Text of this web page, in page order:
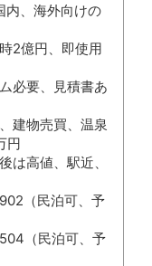
、海外向けの
2億円、即使用
必要、見積書あ
建物売買、温泉
円
高値、駅近、
（民泊可、予
（民泊可、予